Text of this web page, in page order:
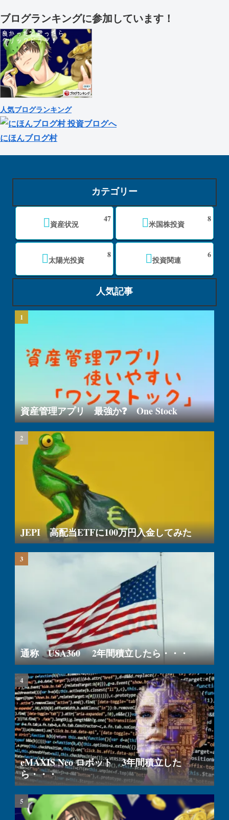
ブログランキングに参加しています！
人気ブログランキング
にほんブログ村
カテゴリー
資産状況
47
米国株投資
8
太陽光投資
8
投資関連
6
人気記事
資産管理アプリ 最強か❓ One Stock
JEPI 高配当ETFに100万円入金してみた
通称 USA360 2年間積立したら・・・
eMAXIS Neo ロボット 3年間積立した
ら・・・